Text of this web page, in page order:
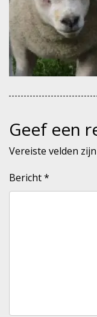
Geef een
Vereiste velden
Bericht*